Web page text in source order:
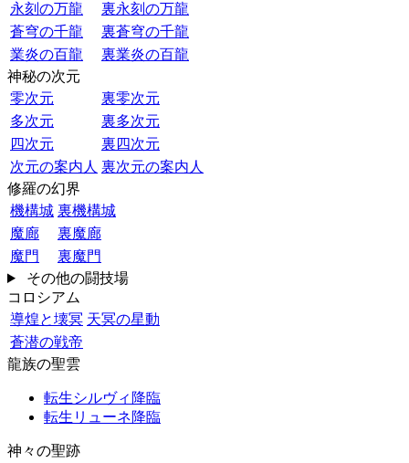
永刻の万龍
裏永刻の万龍
蒼穹の千龍
裏蒼穹の千龍
業炎の百龍
裏業炎の百龍
神秘の次元
零次元
裏零次元
多次元
裏多次元
四次元
裏四次元
次元の案内人 裏次元の案内人
修羅の幻界
機構城 裏機構城
魔廊
裏魔廊
魔門
裏魔門
その他の闘技場
コロシアム
導煌と壊冥 天冥の星動
蒼潜の戦帝
龍族の聖雲
転生シルヴィ降臨
転生リューネ降臨
神々の聖跡